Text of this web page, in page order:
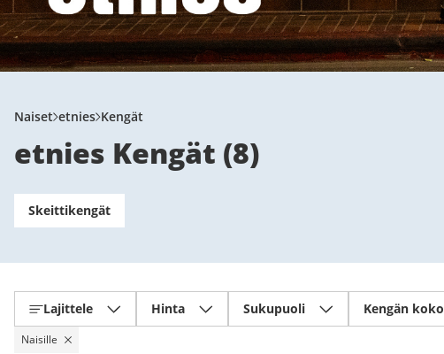
Naiset etnies Kengät
etnies Kengät (8)
Skeittikengät
Lajittele Hinta Sukupuoli Kengän koko
Naisille